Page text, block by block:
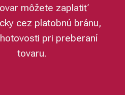
môžete zaplatiť
cez platobnú bránu,
pri preberaní
tovaru.